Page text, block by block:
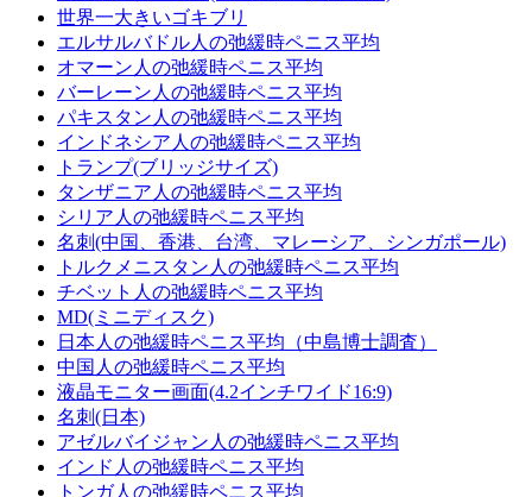
世界一大きいゴキブリ
エルサルバドル人の弛緩時ペニス平均
オマーン人の弛緩時ペニス平均
バーレーン人の弛緩時ペニス平均
パキスタン人の弛緩時ペニス平均
インドネシア人の弛緩時ペニス平均
トランプ(ブリッジサイズ)
タンザニア人の弛緩時ペニス平均
シリア人の弛緩時ペニス平均
名刺(中国、香港、台湾、マレーシア、シンガポール)
トルクメニスタン人の弛緩時ペニス平均
チベット人の弛緩時ペニス平均
MD(ミニディスク)
日本人の弛緩時ペニス平均（中島博士調査）
中国人の弛緩時ペニス平均
液晶モニター画面(4.2インチワイド16:9)
名刺(日本)
アゼルバイジャン人の弛緩時ペニス平均
インド人の弛緩時ペニス平均
トンガ人の弛緩時ペニス平均